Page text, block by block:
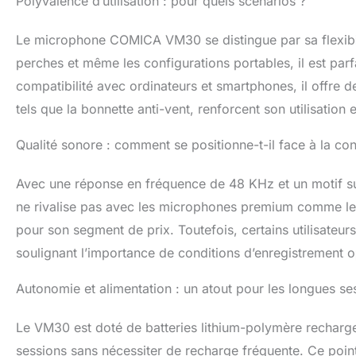
pendant
faible latence
homogène,
75/150 Hz】
sur le micro
haute
alternatif. (Le
【Interfaces
Comica VM30
analogique, ce
PC, et est
acheter un
Le microphone COMICA VM30 se distingue par sa
perches et même les configurations portables, il est
compatibilité avec ordinateurs et smartphones, il offre
tels que la bonnette anti-vent, renforcent son utilisation
Qualité sonore : comment se positionne-t-il face à la
Avec une réponse en fréquence de 48 KHz et un motif
ne rivalise pas avec les microphones premium comme
pour son segment de prix. Toutefois, certains
soulignant l’importance de conditions d’enregistrement
Autonomie et alimentation : un atout pour les longues
Le VM30 est doté de batteries lithium-polymère
sessions sans nécessiter de recharge fréquente. Ce